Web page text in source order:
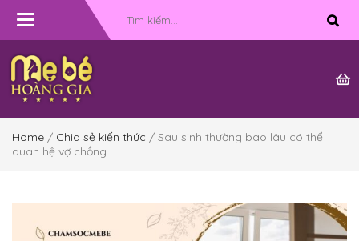
Toggle
Home / Chia sẻ kiến thức / Sau sinh thường bao lâu có thể
quan hệ vợ chồng